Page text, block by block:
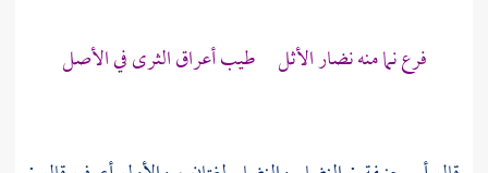
فرع نما منه نضار الأثل طيب أعراق الثرى في الأصل